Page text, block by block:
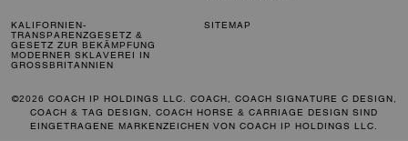
KALIFORNIEN-
TRANSPARENZGESETZ &
GESETZ ZUR BEKÄMPFUNG
MODERNER SKLAVEREI IN
GROSSBRITANNIEN
SITEMAP
©2026 COACH IP HOLDINGS LLC. COACH, COACH SIGNATURE C DESIGN,
COACH & TAG DESIGN, COACH HORSE & CARRIAGE DESIGN SIND
EINGETRAGENE MARKENZEICHEN VON COACH IP HOLDINGS LLC.